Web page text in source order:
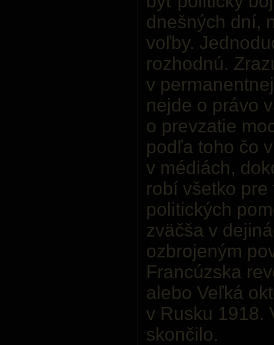
dnešných dní,
voľby.
rozhodnú.
v
nejde o právo
o prevzatie
podľa toho čo
v médiách,
robí všetko
politických
zväčša v
ozbrojeným
Francúzska
alebo Veľká
v Rusku 1918.
skončilo.